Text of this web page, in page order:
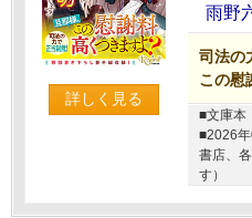
詳しく見る
雨野
司法の
この慰
■文庫本
■2026
書店、
す）